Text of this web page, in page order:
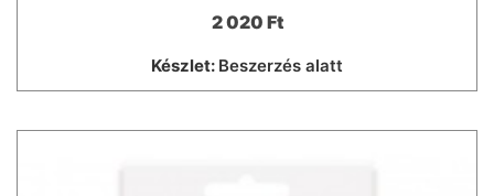
2 020 Ft
Készlet: Beszerzés alatt